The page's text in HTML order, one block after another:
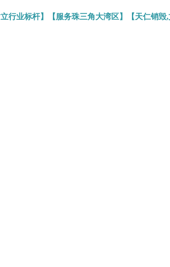
立行业标杆】【服务珠三角大湾区】【天仁销毁